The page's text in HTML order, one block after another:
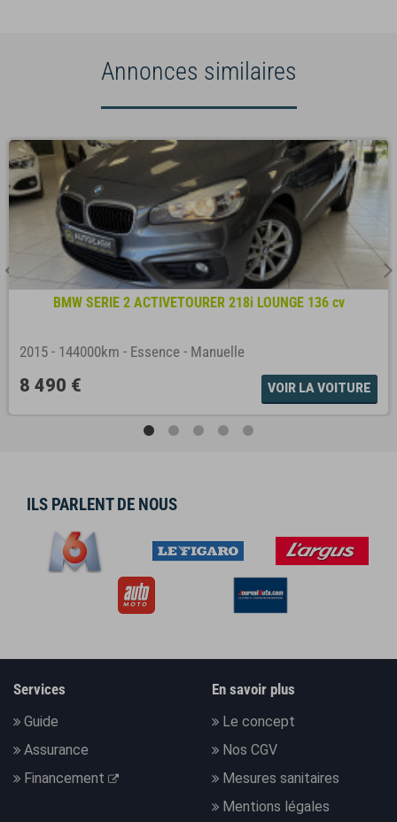
Annonces similaires
BMW SERIE 2 ACTIVETOURER 218i LOUNGE 136 cv
2015 - 144000km - Essence - Manuelle
8 490 € VOIR LA VOITURE
ILS PARLENT DE NOUS
Services
Guide
Assurance
Financement
En savoir plus
Le concept
Nos CGV
Mesures sanitaires
Mentions légales